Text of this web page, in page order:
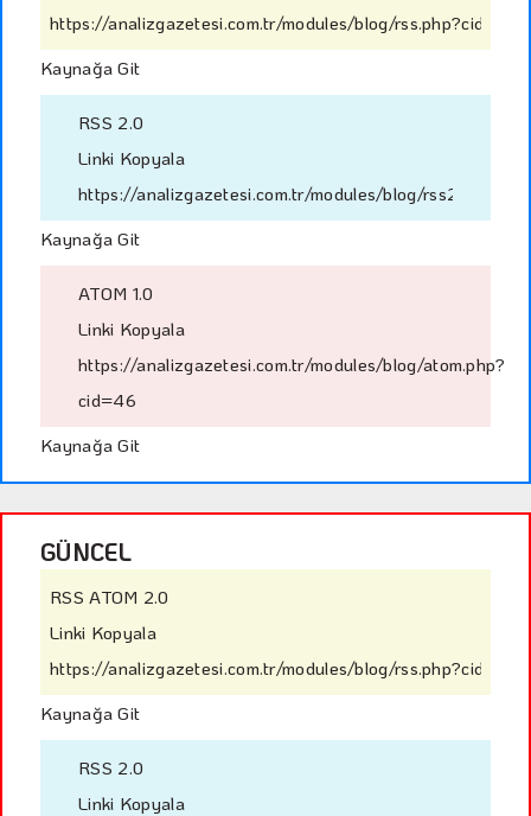
https://analizgazetesi.com.tr/modules/blog/rss.php?cid=46
Kaynağa Git
RSS 2.0
Linki Kopyala
https://analizgazetesi.com.tr/modules/blog/
Kaynağa Git
ATOM 1.0
Linki Kopyala
https://analizgazetesi.com.tr/modules/blog/atom.php?
cid=46
Kaynağa Git
GÜNCEL
RSS ATOM 2.0
Linki Kopyala
https://analizgazetesi.com.tr/modules/blog/rss.php?cid=59
Kaynağa Git
RSS 2.0
Linki Kopyala